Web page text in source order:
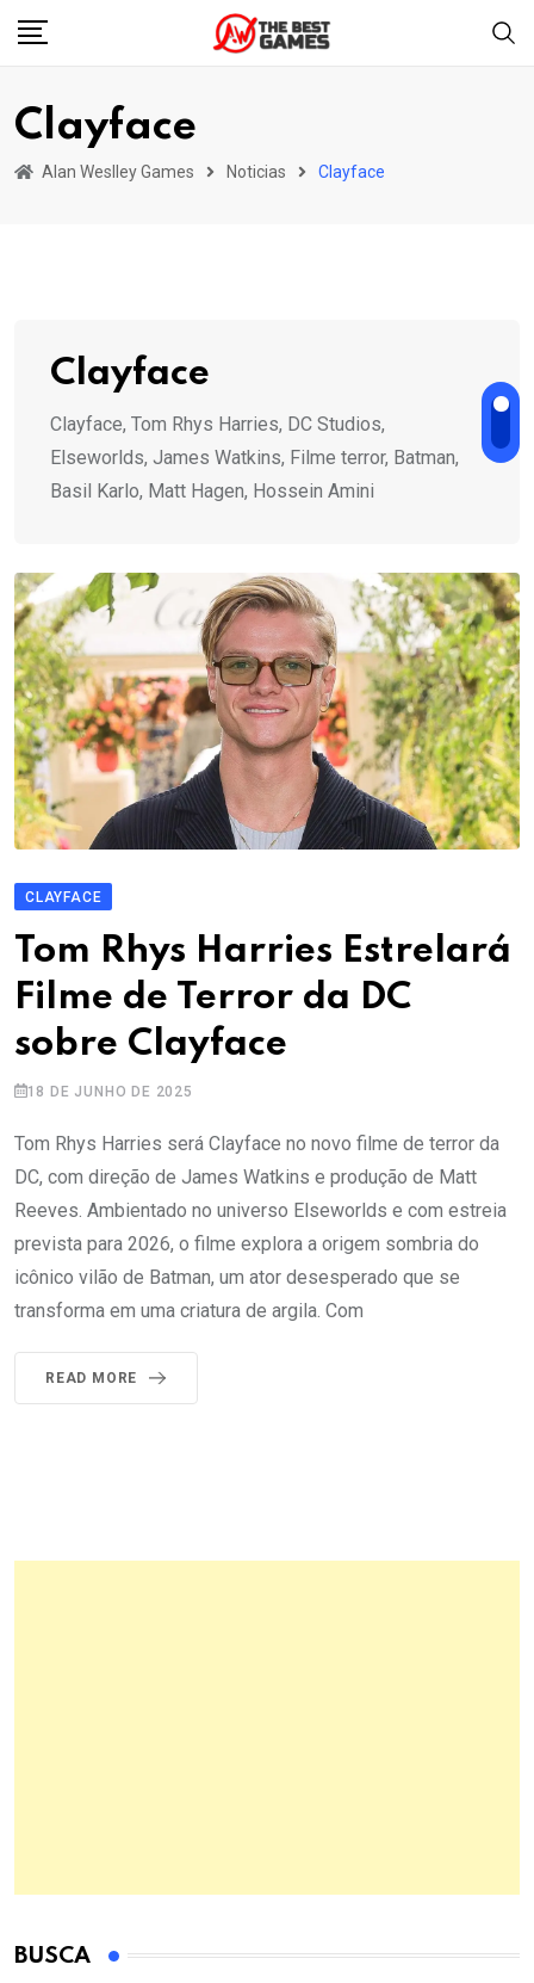
Skip
Clayface
Alan Weslley Games Noticias Clayface
Clayface
Clayface, Tom Rhys Harries, DC Studios,
Elseworlds, James Watkins, Filme terror, Batman,
Basil Karlo, Matt Hagen, Hossein Amini
CLAYFACE
Tom Rhys Harries Estrelará
Filme de Terror da DC
sobre Clayface
18 DE JUNHO DE 2025
Tom Rhys Harries será Clayface no novo filme de terror da
DC, com direção de James Watkins e produção de Matt
Reeves. Ambientado no universo Elseworlds e com estreia
prevista para 2026, o filme explora a origem sombria do
icônico vilão de Batman, um ator desesperado que se
transforma em uma criatura de argila. Com
READ MORE
BUSCA